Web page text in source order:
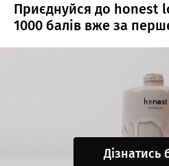
Приєднуйся до honest
1000 балів вже за
Дізнатись